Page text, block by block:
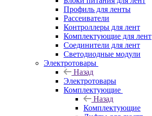
Профиль для ленты
Рассеиватели
Контроллеры для лент
Комплектующие для лент
Соединители для лент
Светодиодные модули
Электротовары
Назад
Электротовары
Комплектующие
Назад
Комплектующие